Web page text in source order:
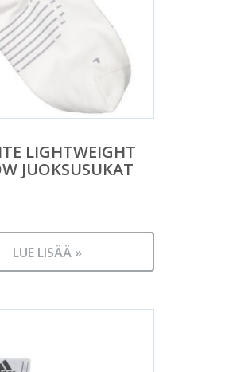
LIGHTWEIGHT
JUOKSUSUKAT
LUE LISÄÄ »